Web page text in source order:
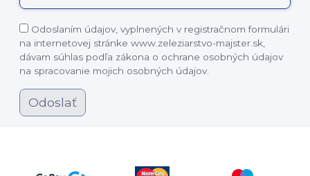
Odoslaním údajov, vyplnených v registračnom formulári
na internetovej stránke www.zeleziarstvo-majster.sk,
dávam súhlas podľa zákona o ochrane osobných údajov
na spracovanie mojich osobných údajov.
Odoslať